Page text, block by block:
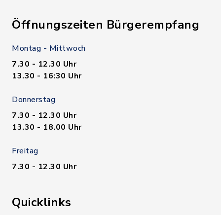
Öffnungszeiten Bürgerempfang
Montag - Mittwoch
7.30 - 12.30 Uhr
13.30 - 16:30 Uhr
Donnerstag
7.30 - 12.30 Uhr
13.30 - 18.00 Uhr
Freitag
7.30 - 12.30 Uhr
Quicklinks